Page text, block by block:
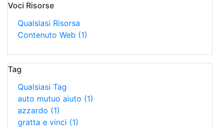
Voci Risorse
Qualsiasi Risorsa
Contenuto Web (1)
Tag
Qualsiasi Tag
auto mutuo aiuto (1)
azzardo (1)
gratta e vinci (1)